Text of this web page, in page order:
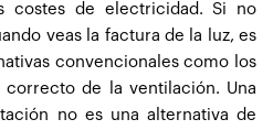
costes de electricidad. Si no
veas la factura de la luz, es
convencionales como los
de la ventilación. Una
no es una alternativa de